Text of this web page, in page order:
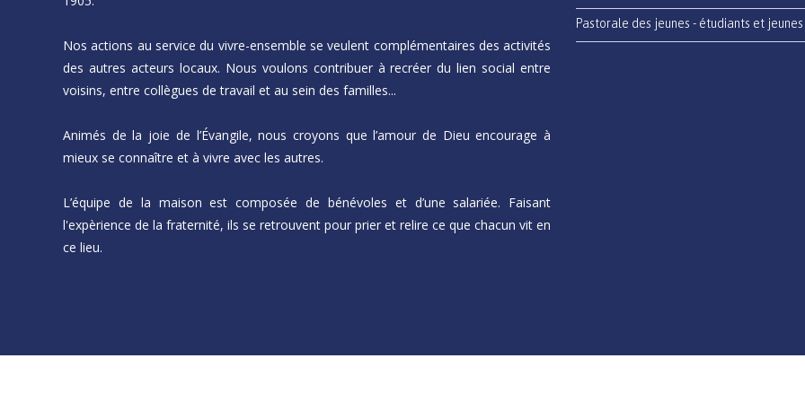
Nos actions au service du vivre-ensemble se veulent complémentaires des activités
des autres acteurs locaux. Nous voulons contribuer à recréer du lien social entre
voisins, entre collègues de travail et au sein des familles...
Animés de la joie de l’Évangile, nous croyons que l’amour de Dieu encourage à
mieux se connaître et à vivre avec les autres.
L’équipe de la maison est composée de bénévoles et d’une salariée. Faisant
l'expèrience de la fraternité, ils se retrouvent pour prier et relire ce que chacun vit en
ce lieu.
Pastorale des jeunes - étudiants et